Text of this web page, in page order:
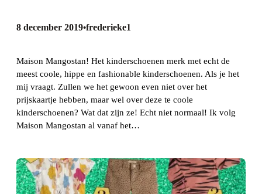
8 december 2019•frederieke1
Maison Mangostan! Het kinderschoenen merk met echt de
meest coole, hippe en fashionable kinderschoenen. Als je het
mij vraagt. Zullen we het gewoon even niet over het
prijskaartje hebben, maar wel over deze te coole
kinderschoenen? Wat dat zijn ze! Echt niet normaal! Ik volg
Maison Mangostan al vanaf het…